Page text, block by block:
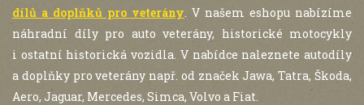
dílů a doplňků pro veterány . V našem eshopu nabízíme
náhradní díly pro auto veterány, historické motocykly
i ostatní historická vozidla. V nabídce naleznete autodíly
a doplňky pro veterány např. od značek Jawa, Tatra, Škoda,
Aero, Jaguar, Mercedes, Simca, Volvo a Fiat.